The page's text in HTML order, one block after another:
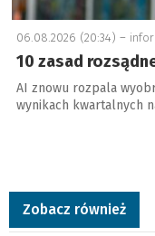
06.08.2026 (20:34) –
10 zasad
AI znowu rozpala
wynikach kwartalnych
Zobacz również